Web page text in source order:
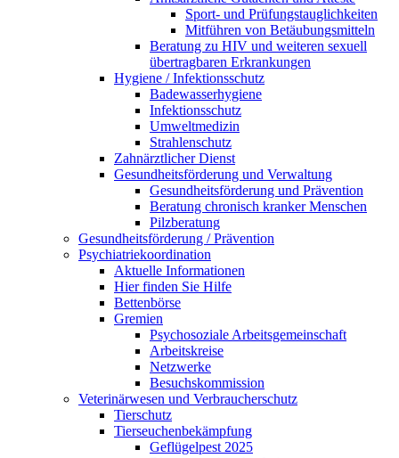
Sport- und Prüfungstauglichkeiten
Mitführen von Betäubungsmitteln
Beratung zu HIV und weiteren sexuell
übertragbaren Erkrankungen
Hygiene / Infektionsschutz
Badewasserhygiene
Infektionsschutz
Umweltmedizin
Strahlenschutz
Zahnärztlicher Dienst
Gesundheitsförderung und Verwaltung
Gesundheitsförderung und Prävention
Beratung chronisch kranker Menschen
Pilzberatung
Gesundheits­förderung / Prävention
Psychiatriekoordination
Aktuelle Informationen
Hier finden Sie Hilfe
Bettenbörse
Gremien
Psychosoziale Arbeits­gemeinschaft
Arbeitskreise
Netzwerke
Besuchskommission
Veterinärwesen und Verbraucherschutz
Tierschutz
Tierseuchenbekämpfung
Geflügelpest 2025